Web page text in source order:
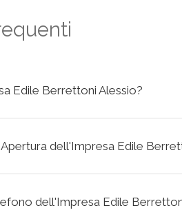
Edile Berrettoni Alessio?
dell'Impresa Edile
dell'Impresa Edile